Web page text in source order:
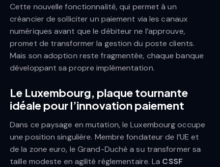
Cette nouvelle fonctionnalité, qui permet à un
créancier de solliciter un paiement via les canaux
numériques avant que le débiteur ne l’approuve,
promet de transformer la gestion du poste clients.
Mais son adoption reste fragmentée, chaque banque
développant sa propre implémentation.
Le Luxembourg, plaque tournante
idéale pour l’innovation paiement
Dans ce paysage en mutation, le Luxembourg occupe
une position singulière. Membre fondateur de l’UE et
de la zone euro, le Grand-Duché a su transformer sa
taille modeste en agilité réglementaire. La CSSF